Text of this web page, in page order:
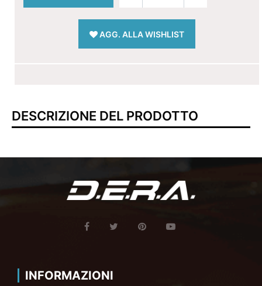
AGG. ALLA WISHLIST
DESCRIZIONE DEL PRODOTTO
INFORMAZIONI